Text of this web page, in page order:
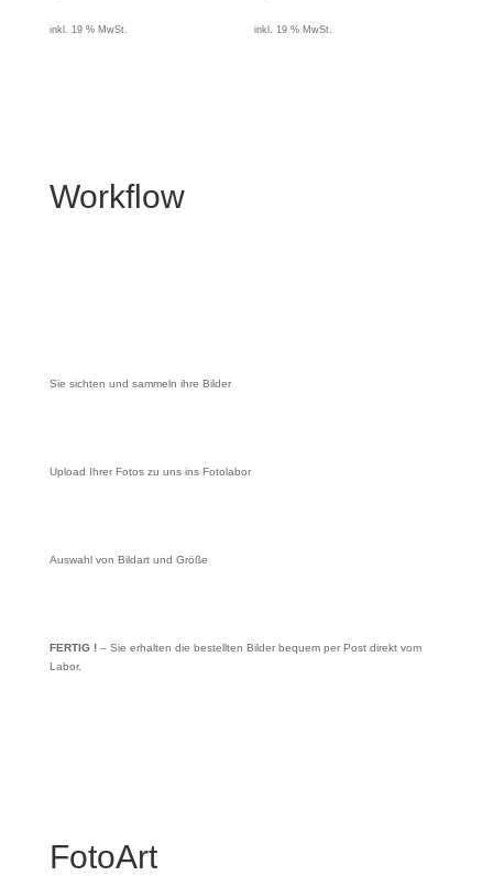
inkl. 19 % MwSt. inkl. 19 % MwSt.
Workflow
Sie sichten und sammeln ihre Bilder
Upload Ihrer Fotos zu uns ins Fotolabor
Auswahl von Bildart und Größe
FERTIG !– Sie erhalten die bestellten Bilder bequem per Post direkt vom
Labor.
FotoArt